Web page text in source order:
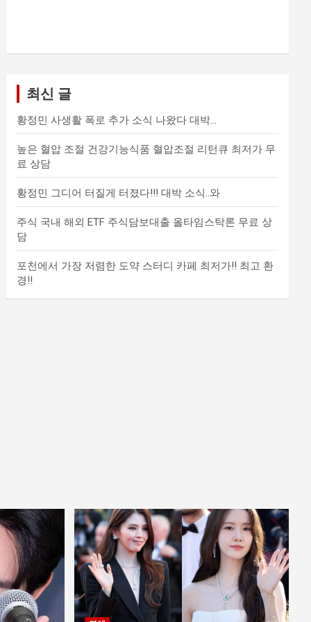
최신 글
황정민 사생활 폭로 추가 소식 나왔다 대박…
높은 혈압 조절 건강기능식품 혈압조절 리턴큐 최저가 무
료 상담
황정민 그디어 터질게 터졌다!!! 대박 소식..와
주식 국내 해외 ETF 주식담보대출 올타임스탁론 무료 상
담
포천에서 가장 저렴한 도약 스터디 카페 최저가!! 최고 환
경!!